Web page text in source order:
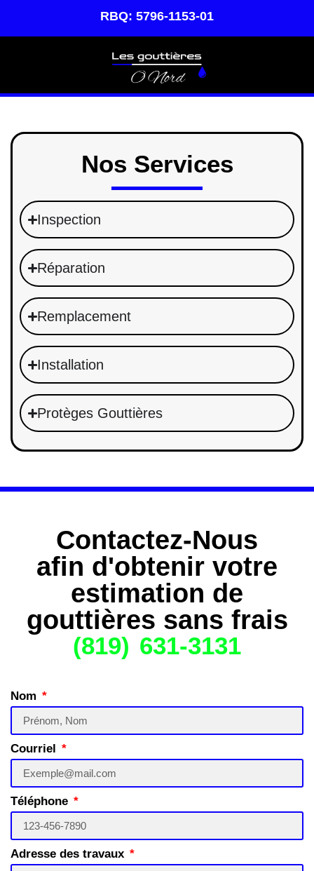
RBQ: 5796-1153-01
Nos Services
Inspection
Réparation
Remplacement
Installation
Protèges Gouttières
Contactez-Nous
afin d'obtenir votre
estimation de
gouttières sans frais
(819) 631-3131
Nom
Courriel
Téléphone
Adresse des travaux